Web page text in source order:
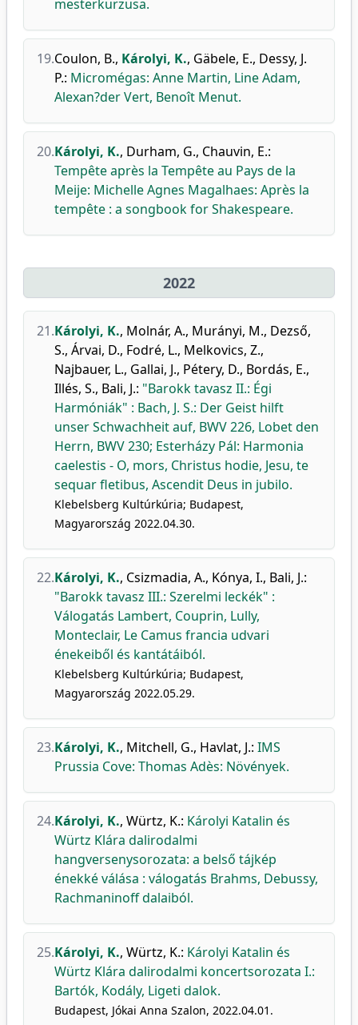
mesterkurzusa.
19.Coulon, B., Károlyi, K., Gäbele, E., Dessy, J.
P.: Micromégas: Anne Martin, Line Adam,
Alexan?der Vert, Benoît Menut.
20.Károlyi, K., Durham, G., Chauvin, E.:
Tempête après la Tempête au Pays de la
Meije: Michelle Agnes Magalhaes: Après la
tempête : a songbook for Shakespeare.
2022
21.Károlyi, K., Molnár, A., Murányi, M., Dezső,
S., Árvai, D., Fodré, L., Melkovics, Z.,
Najbauer, L., Gallai, J., Pétery, D., Bordás, E.,
Illés, S., Bali, J.: "Barokk tavasz II.: Égi
Harmóniák" : Bach, J. S.: Der Geist hilft
unser Schwachheit auf, BWV 226, Lobet den
Herrn, BWV 230; Esterházy Pál: Harmonia
caelestis - O, mors, Christus hodie, Jesu, te
sequar fletibus, Ascendit Deus in jubilo.
Klebelsberg Kultúrkúria; Budapest,
Magyarország 2022.04.30.
22.Károlyi, K., Csizmadia, A., Kónya, I., Bali, J.:
"Barokk tavasz III.: Szerelmi leckék" :
Válogatás Lambert, Couprin, Lully,
Monteclair, Le Camus francia udvari
énekeiből és kantátáiból.
Klebelsberg Kultúrkúria; Budapest,
Magyarország 2022.05.29.
23.Károlyi, K., Mitchell, G., Havlat, J.: IMS
Prussia Cove: Thomas Adès: Növények.
24.Károlyi, K., Würtz, K.: Károlyi Katalin és
Würtz Klára dalirodalmi
hangversenysorozata: a belső tájkép
énekké válása : válogatás Brahms, Debussy,
Rachmaninoff dalaiból.
25.Károlyi, K., Würtz, K.: Károlyi Katalin és
Würtz Klára dalirodalmi koncertsorozata I.:
Bartók, Kodály, Ligeti dalok.
Budapest, Jókai Anna Szalon, 2022.04.01.